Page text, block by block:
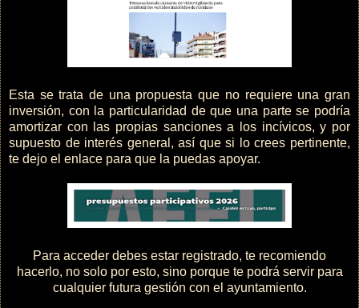
Esta se trata de una propuesta que no requiere una gran
inversión, con la particularidad de que una parte se podría
amortizar con las propias sanciones a los incívicos, y por
supuesto de interés general, así que si lo crees pertinente,
te dejo el enlace para que la puedas apoyar.
Para acceder debes estar registrado, te recomiendo
hacerlo, no solo por esto, sino porque te podrá servir para
cualquier futura gestión con el ayuntamiento.